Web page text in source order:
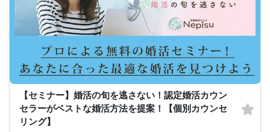
それを自然に伝えられる自分に変わることで、
好きな女性から選ばれるようになります。
婚活戦略セミナーでは、恋愛や婚活で悩む男性が
短期間で変化と成果を実感できる方法をお伝えします。
・セミナー中はカメラをオン（お顔を出して）での受講をお願いします。
（屋外、車内からのご参加や、途中入室、退出はご遠慮下さい。）
【キャンセル規定】
セミナー準備の都合上、当日無断キャンセルの場合は、3,000円のキャンセル料を
お支払いいただきます。
【セミナー】婚活の旬を逃さない！認定婚活カウン
セラーがベストな婚活方法を提案！【個別カウンセ
リング】